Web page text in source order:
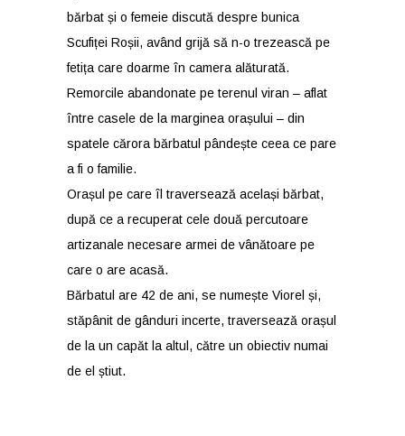
bărbat și o femeie discută despre bunica
Scufiței Roșii, având grijă să n-o trezească pe
fetița care doarme în camera alăturată.
Remorcile abandonate pe terenul viran – aflat
între casele de la marginea orașului – din
spatele cărora bărbatul pândește ceea ce pare
a fi o familie.
Orașul pe care îl traversează același bărbat,
după ce a recuperat cele două percutoare
artizanale necesare armei de vânătoare pe
care o are acasă.
Bărbatul are 42 de ani, se numește Viorel și,
stăpânit de gânduri incerte, traversează orașul
de la un capăt la altul, către un obiectiv numai
de el știut.